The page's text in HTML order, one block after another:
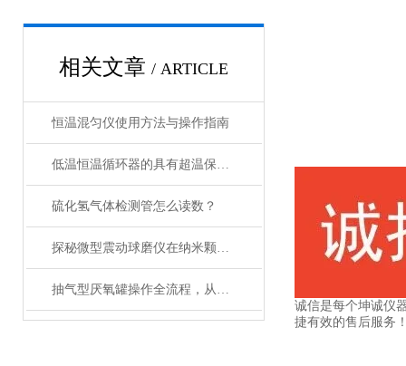
相关文章 / ARTICLE
恒温混匀仪使用方法与操作指南
低温恒温循环器的具有超温保护，传感器异常保护功能
硫化氢气体检测管怎么读数？
探秘微型震动球磨仪在纳米颗粒制备中的关键作用
抽气型厌氧罐操作全流程，从设备准备到微生物培养的标准化指南
诚信是每个坤诚仪
捷有效的售后服务